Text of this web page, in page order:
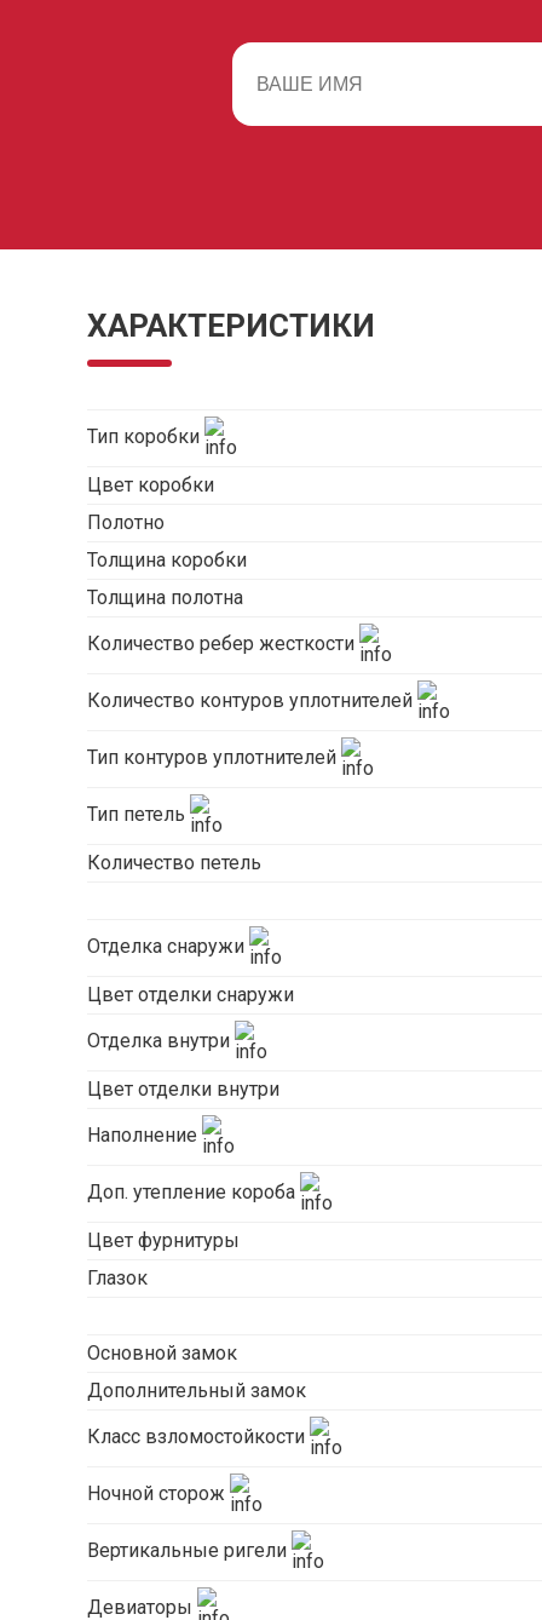
ХАРАКТЕРИСТИКИ
Тип коробки
Цвет коробки
Полотно
Толщина коробки
Толщина полотна
Количество ребер жесткости
Количество контуров уплотнителей
Тип контуров уплотнителей
Тип петель
Количество петель
Отделка снаружи
Цвет отделки снаружи
Отделка внутри
Цвет отделки внутри
Наполнение
Доп. утепление короба
Цвет фурнитуры
Глазок
Основной замок
Дополнительный замок
Класс взломостойкости
Ночной сторож
Вертикальные ригели
Девиаторы